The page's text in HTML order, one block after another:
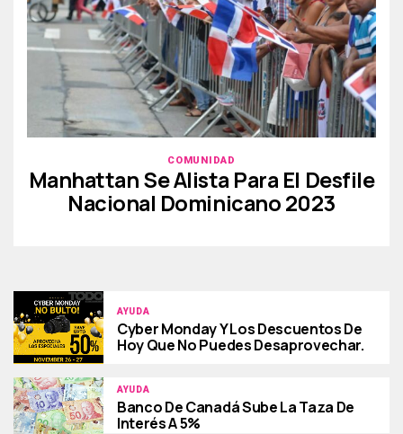
COMUNIDAD
Manhattan Se Alista Para El Desfile
Nacional Dominicano 2023
AYUDA
Cyber Monday Y Los Descuentos De
Hoy Que No Puedes Desaprovechar.
AYUDA
Banco De Canadá Sube La Taza De
Interés A 5%